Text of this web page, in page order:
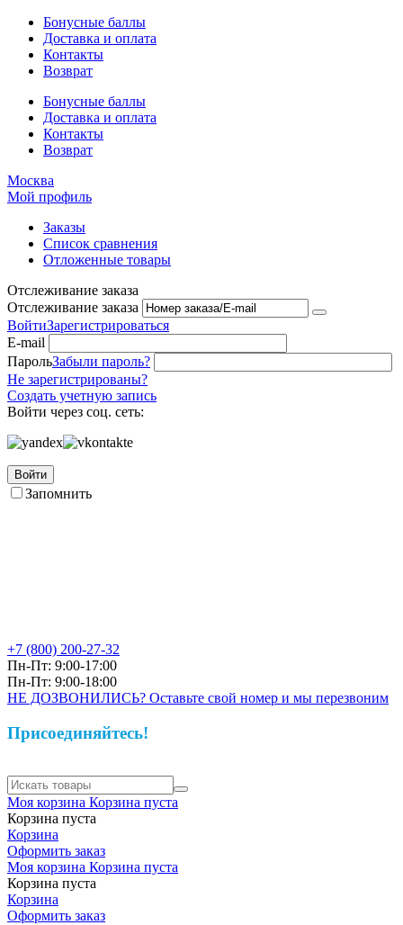
Бонусные баллы
Доставка и оплата
Контакты
Возврат
Бонусные баллы
Доставка и оплата
Контакты
Возврат
Москва
Мой профиль
Заказы
Список сравнения
Отложенные товары
Отслеживание заказа
Отслеживание заказа
ВойтиЗарегистрироваться
E-mail
ПарольЗабыли пароль?
Не зарегистрированы?
Создать учетную запись
Войти через соц. сеть:
Войти
Запомнить
+7 (800) 200-27-32
Пн-Пт: 9:00-17:00
Пн-Пт: 9:00-18:00
НЕ ДОЗВОНИЛИСЬ? Оставьте свой номер и мы перезвоним
Присоединяйтесь!
Моя корзина Корзина пуста
Корзина пуста
Корзина
Оформить заказ
Моя корзина Корзина пуста
Корзина пуста
Корзина
Оформить заказ